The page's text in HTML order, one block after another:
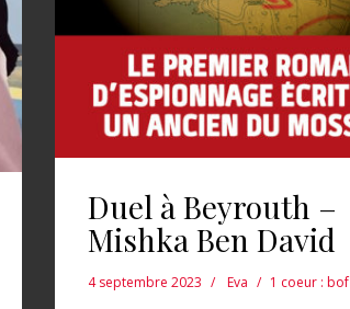
Duel à Beyrouth –
Mishka Ben David
4 septembre 2023 Eva 1 coeur : bof